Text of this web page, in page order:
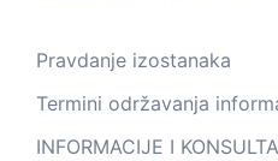
Pravdanje izostanaka
Termini održavanja
INFORMACIJE I